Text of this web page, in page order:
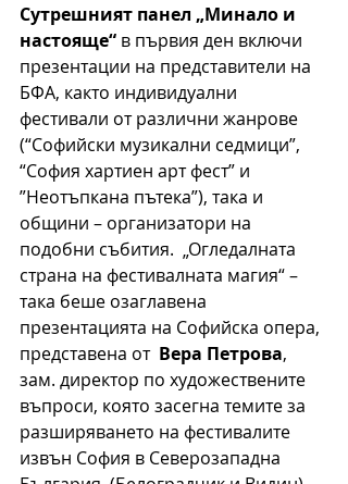
Сутрешният панел „Минало и
настояще“ в първия ден включи
презентации на представители на
БФА, както индивидуални
фестивали от различни жанрове
(“Софийски музикални седмици”,
“София хартиен арт фест” и
”Неотъпкана пътека”), така и
общини – организатори на
подобни събития.  „Огледалната
страна на фестивалната магия“ –
така беше озаглавена
презентацията на Софийска опера,
представена от Вера Петрова,
зам. директор по художествените
въпроси, която засегна темите за
разширяването на фестивалите
извън София в Северозападна